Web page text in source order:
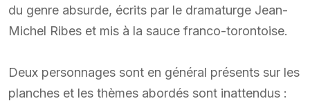
du genre absurde, écrits par le dramaturge Jean-
Michel Ribes et mis à la sauce franco-torontoise.
Deux personnages sont en général présents sur les
planches et les thèmes abordés sont inattendus :